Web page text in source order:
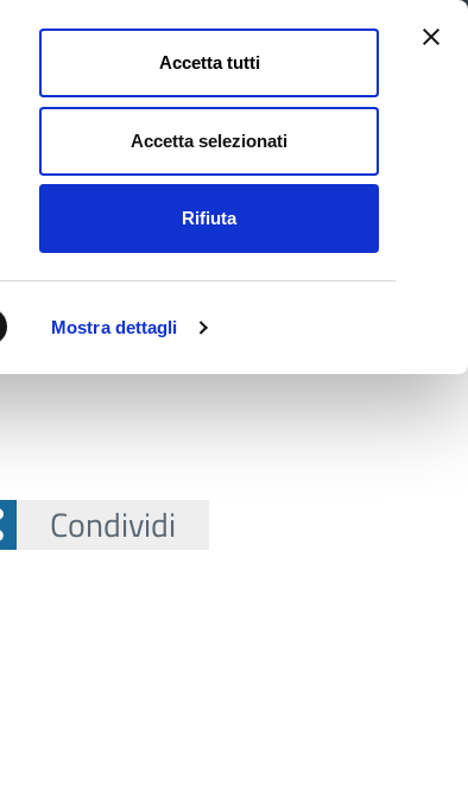
Mostra dettagli
Accetta tutti
Accetta selezionati
Rifiuta
Seguici su Pagina
e il territorio
Condividi